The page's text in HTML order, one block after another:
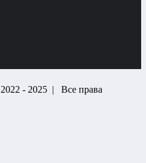
2022 - 2025 | Все права